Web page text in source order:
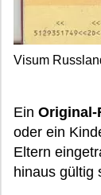
Visum
Ein Original-
oder ein
Eltern
hinaus gültig